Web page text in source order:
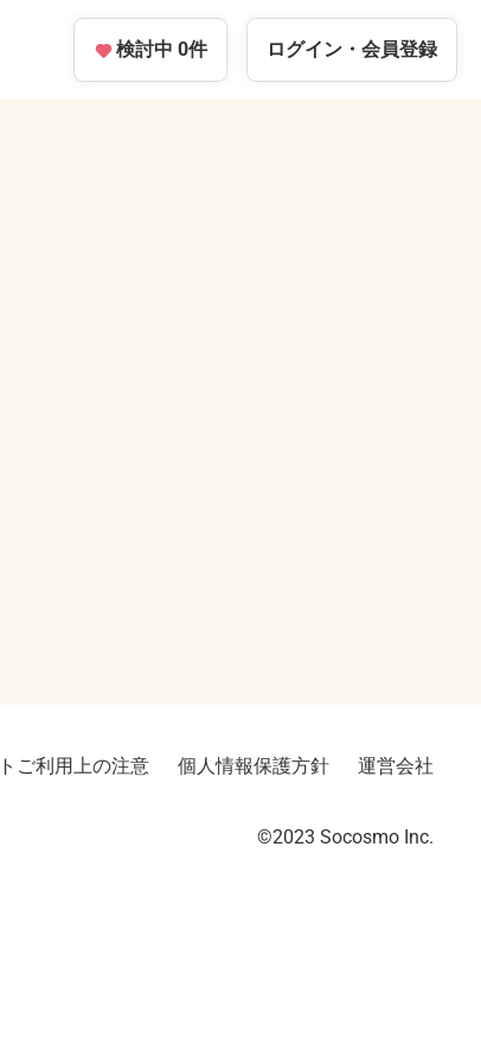
検討中 0件 ログイン・ 会員登録
ご利用上の注意 個人情報保護方針 運営会社
©2023︎ Socosmo Inc.